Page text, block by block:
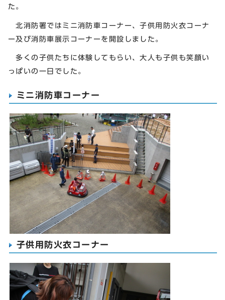
た。
北消防署ではミニ消防車コーナー、子供用防火衣コーナ
ー及び消防車展示コーナーを開設しました。
多くの子供たちに体験してもらい、大人も子供も笑顔い
っぱいの一日でした。
ミニ消防車コーナー
子供用防火衣コーナー